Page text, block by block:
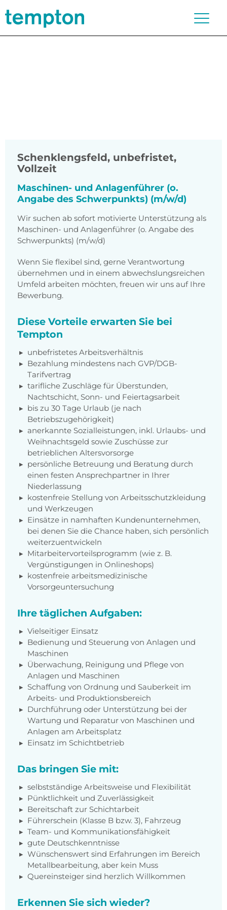
Schenklengsfeld, unbefristet,
Vollzeit
Maschinen- und Anlagenführer (o.
Angabe des Schwerpunkts) (m/w/d)
Wir suchen ab sofort motivierte Unterstützung als
Maschinen- und Anlagenführer (o. Angabe des
Schwerpunkts) (m/w/d)
Wenn Sie flexibel sind, gerne Verantwortung
übernehmen und in einem abwechslungsreichen
Umfeld arbeiten möchten, freuen wir uns auf Ihre
Bewerbung.
Diese Vorteile erwarten Sie bei
Tempton
unbefristetes Arbeitsverhältnis
Bezahlung mindestens nach GVP/DGB-
Tarifvertrag
tarifliche Zuschläge für Überstunden,
Nachtschicht, Sonn- und Feiertagsarbeit
bis zu 30 Tage Urlaub (je nach
Betriebszugehörigkeit)
anerkannte Sozialleistungen, inkl. Urlaubs- und
Weihnachtsgeld sowie Zuschüsse zur
betrieblichen Altersvorsorge
persönliche Betreuung und Beratung durch
einen festen Ansprechpartner in Ihrer
Niederlassung
kostenfreie Stellung von Arbeitsschutzkleidung
und Werkzeugen
Einsätze in namhaften Kundenunternehmen,
bei denen Sie die Chance haben, sich persönlich
weiterzuentwickeln
Mitarbeitervorteilsprogramm (wie z. B.
Vergünstigungen in Onlineshops)
kostenfreie arbeitsmedizinische
Vorsorgeuntersuchung
Ihre täglichen Aufgaben:
Vielseitiger Einsatz
Bedienung und Steuerung von Anlagen und
Maschinen
Überwachung, Reinigung und Pflege von
Anlagen und Maschinen
Schaffung von Ordnung und Sauberkeit im
Arbeits- und Produktionsbereich
Durchführung oder Unterstützung bei der
Wartung und Reparatur von Maschinen und
Anlagen am Arbeitsplatz
Einsatz im Schichtbetrieb
Das bringen Sie mit:
selbstständige Arbeitsweise und Flexibilität
Pünktlichkeit und Zuverlässigkeit
Bereitschaft zur Schichtarbeit
Führerschein (Klasse B bzw. 3), Fahrzeug
Team- und Kommunikationsfähigkeit
gute Deutschkenntnisse
Wünschenswert sind Erfahrungen im Bereich
Metallbearbeitung, aber kein Muss
Quereinsteiger sind herzlich Willkommen
Erkennen Sie sich wieder?